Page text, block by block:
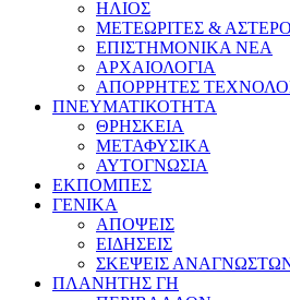
ΗΛΙΟΣ
ΜΕΤΕΩΡΙΤΕΣ &
ΕΠΙΣΤΗΜΟΝΙΚΑ ΝΕΑ
ΑΡΧΑΙΟΛΟΓΙΑ
ΑΠΟΡΡΗΤΕΣ
ΠΝΕΥΜΑΤΙΚΟΤΗΤΑ
ΘΡΗΣΚΕΙΑ
ΜΕΤΑΦΥΣΙΚΑ
ΑΥΤΟΓΝΩΣΙΑ
ΕΚΠΟΜΠΕΣ
ΓΕΝΙΚΑ
ΑΠΟΨΕΙΣ
ΕΙΔΗΣΕΙΣ
ΣΚΕΨΕΙΣ
ΠΛΑΝΗΤΗΣ ΓΗ